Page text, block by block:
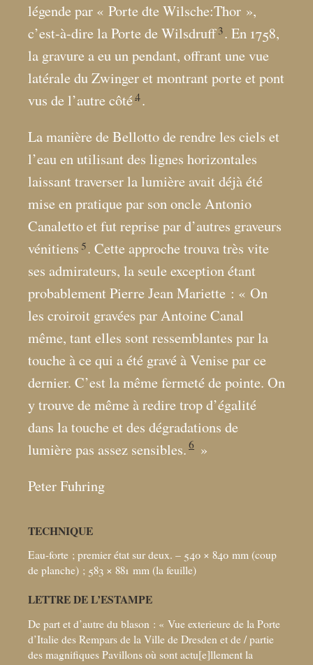
légende par « Porte dte Wilsche:Thor »,
c’est-à-dire la Porte de Wilsdruff 3 . En 1758,
la gravure a eu un pendant, offrant une vue
latérale du Zwinger et montrant porte et pont
vus de l’autre côté 4 .
La manière de Bellotto de rendre les ciels et
l’eau en utilisant des lignes horizontales
laissant traverser la lumière avait déjà été
mise en pratique par son oncle Antonio
Canaletto et fut reprise par d’autres graveurs
vénitiens 5. Cette approche trouva très vite
ses admirateurs, la seule exception étant
probablement Pierre Jean Mariette : « On
les croiroit gravées par Antoine Canal
même, tant elles sont ressemblantes par la
touche à ce qui a été gravé à Venise par ce
dernier. C’est la même fermeté de pointe. On
y trouve de même à redire trop d’égalité
dans la touche et des dégradations de
lumière pas assez sensibles. 6 »
Peter Fuhring
TECHNIQUE
Eau-forte ; premier état sur deux. – 540 × 840 mm (coup
de planche) ; 583 × 881 mm (la feuille)
LETTRE DE L’ESTAMPE
De part et d’autre du blason : « Vue exterieure de la Porte
d’Italie des Rempars de la Ville de Dresden et de / partie
des magnifiques Pavillons où sont actu[e]llement la